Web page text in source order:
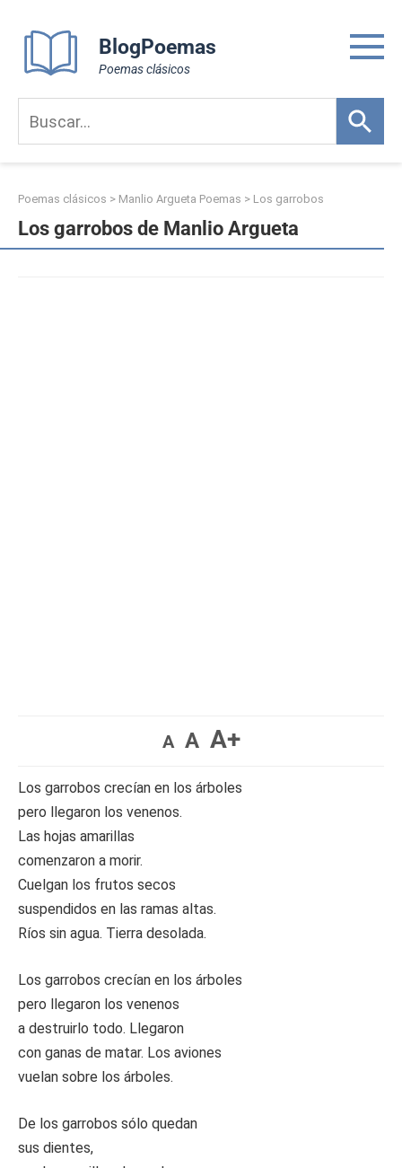
content
BlogPoemas
Poemas clásicos
Poemas clásicos > Manlio Argueta Poemas > Los garrobos
Los garrobos de Manlio Argueta
A A A+
Los garrobos crecían en los árboles
pero llegaron los venenos.
Las hojas amarillas
comenzaron a morir.
Cuelgan los frutos secos
suspendidos en las ramas altas.
Ríos sin agua. Tierra desolada.
Los garrobos crecían en los árboles
pero llegaron los venenos
a destruirlo todo. Llegaron
con ganas de matar. Los aviones
vuelan sobre los árboles.
De los garrobos sólo quedan
sus dientes,